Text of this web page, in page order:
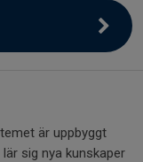
är uppbyggt
sig nya kunskaper